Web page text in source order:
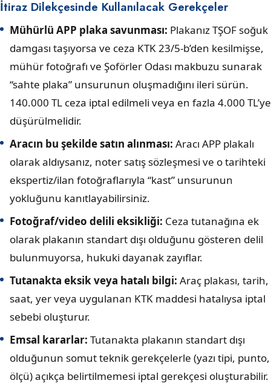
İtiraz Dilekçesinde Kullanılacak Gerekçeler
Mühürlü APP plaka savunması: Plakanız TŞOF soğuk
damgası taşıyorsa ve ceza KTK 23/5-b’den kesilmişse,
mühür fotoğrafı ve Şoförler Odası makbuzu sunarak
“sahte plaka” unsurunun oluşmadığını ileri sürün.
140.000 TL ceza iptal edilmeli veya en fazla 4.000 TL’ye
düşürülmelidir.
Aracın bu şekilde satın alınması: Aracı APP plakalı
olarak aldıysanız, noter satış sözleşmesi ve o tarihteki
ekspertiz/ilan fotoğraflarıyla “kast” unsurunun
yokluğunu kanıtlayabilirsiniz.
Fotoğraf/video delili eksikliği: Ceza tutanağına ek
olarak plakanın standart dışı olduğunu gösteren delil
bulunmuyorsa, hukuki dayanak zayıflar.
Tutanakta eksik veya hatalı bilgi: Araç plakası, tarih,
saat, yer veya uygulanan KTK maddesi hatalıysa iptal
sebebi oluşturur.
Emsal kararlar: Tutanakta plakanın standart dışı
olduğunun somut teknik gerekçelerle (yazı tipi, punto,
ölçü) açıkça belirtilmemesi iptal gerekçesi oluşturabilir.